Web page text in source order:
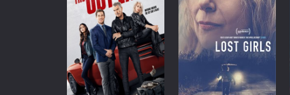
Επιβίωσης
Επιστημονικής Φαντασίας
Εποχής
Ευρωπαικός Κινηματογράφος